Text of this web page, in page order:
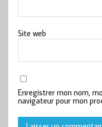
Site web
Enregistrer mon nom,
navigateur pour mon